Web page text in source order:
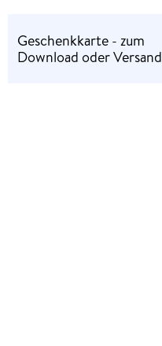
Geschenkkarte - zum
Download oder Versand